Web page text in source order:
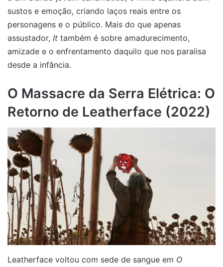
sustos e emoção, criando laços reais entre os
personagens e o público. Mais do que apenas
assustador, It também é sobre amadurecimento,
amizade e o enfrentamento daquilo que nos paralisa
desde a infância.
O Massacre da Serra Elétrica: O
Retorno de Leatherface (2022)
Leatherface voltou com sede de sangue em O